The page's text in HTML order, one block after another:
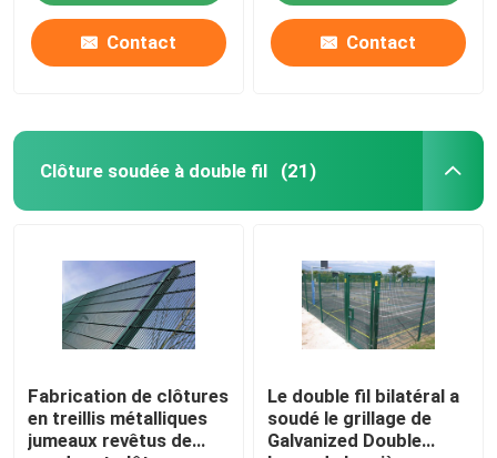
Contact Contact
Clôture soudée à double fil (21)
Fabrication de clôtures
en treillis métalliques
jumeaux revêtus de
Le double fil bilatéral a
soudé le grillage de
Galvanized Double